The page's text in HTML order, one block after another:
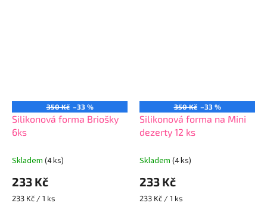
350 Kč –33 %
Silikonová forma Briošky
6ks
Skladem (4 ks)
233 Kč
Měrná
233 Kč / 1 ks
350 Kč –33 %
Silikonová forma na Mini
dezerty 12 ks
Skladem (4 ks)
233 Kč
Měrná
233 Kč / 1 ks